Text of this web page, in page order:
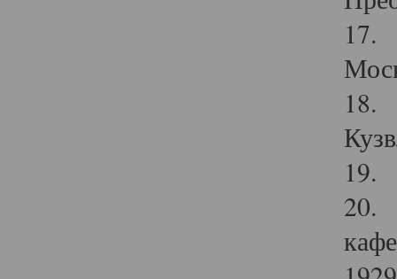
17.
18.
19.
20.